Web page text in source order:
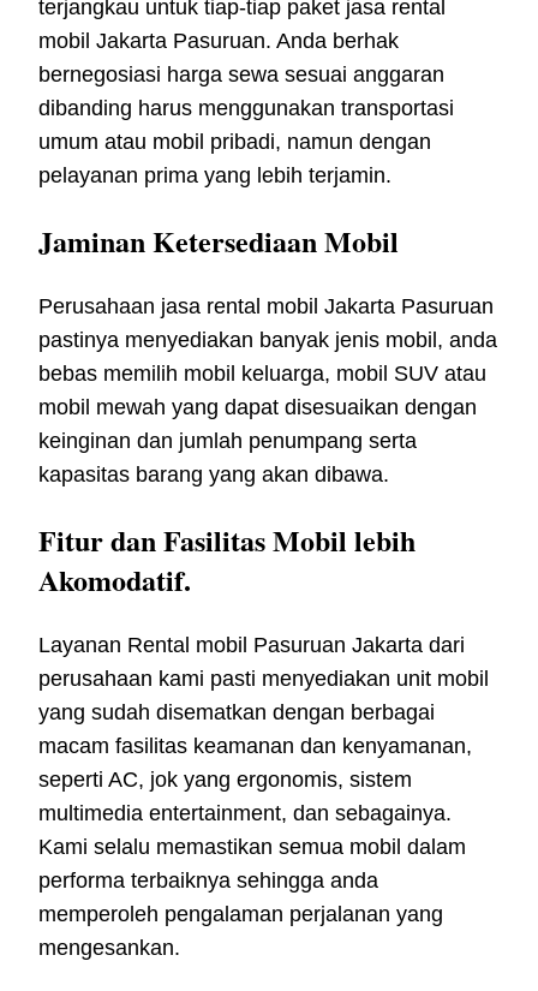
terjangkau untuk tiap-tiap paket jasa rental
mobil Jakarta Pasuruan. Anda berhak
bernegosiasi harga sewa sesuai anggaran
dibanding harus menggunakan transportasi
umum atau mobil pribadi, namun dengan
pelayanan prima yang lebih terjamin.
Jaminan Ketersediaan Mobil
Perusahaan jasa rental mobil Jakarta Pasuruan
pastinya menyediakan banyak jenis mobil, anda
bebas memilih mobil keluarga, mobil SUV atau
mobil mewah yang dapat disesuaikan dengan
keinginan dan jumlah penumpang serta
kapasitas barang yang akan dibawa.
Fitur dan Fasilitas Mobil lebih
Akomodatif.
Layanan Rental mobil Pasuruan Jakarta dari
perusahaan kami pasti menyediakan unit mobil
yang sudah disematkan dengan berbagai
macam fasilitas keamanan dan kenyamanan,
seperti AC, jok yang ergonomis, sistem
multimedia entertainment, dan sebagainya.
Kami selalu memastikan semua mobil dalam
performa terbaiknya sehingga anda
memperoleh pengalaman perjalanan yang
mengesankan.